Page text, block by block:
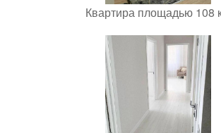
Квартира площадью 108